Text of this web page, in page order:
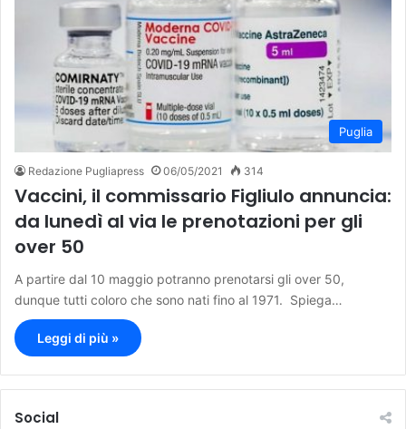
Puglia
Redazione Pugliapress 06/05/2021 314
Vaccini, il commissario Figliulo annuncia:
da lunedì al via le prenotazioni per gli
over 50
A partire dal 10 maggio potranno prenotarsi gli over 50,
dunque tutti coloro che sono nati fino al 1971. Spiega…
Leggi di più »
Social